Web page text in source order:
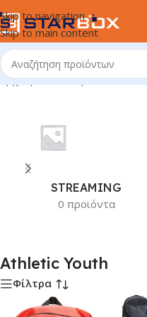
Skip to navigation
Skip to main content
Αρχική σελίδα/Προϊόν
STREAMING
0 προϊόντα
Athletic Youth
Φίλτρα